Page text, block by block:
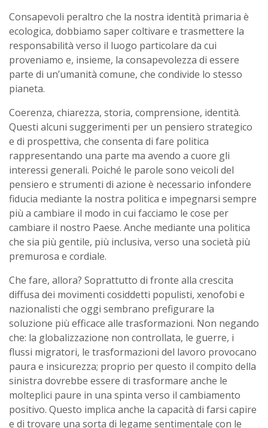
Consapevoli peraltro che la nostra identità primaria è
ecologica, dobbiamo saper coltivare e trasmettere la
responsabilità verso il luogo particolare da cui
proveniamo e, insieme, la consapevolezza di essere
parte di un’umanità comune, che condivide lo stesso
pianeta.
Coerenza, chiarezza, storia, comprensione, identità.
Questi alcuni suggerimenti per un pensiero strategico
e di prospettiva, che consenta di fare politica
rappresentando una parte ma avendo a cuore gli
interessi generali. Poiché le parole sono veicoli del
pensiero e strumenti di azione è necessario infondere
fiducia mediante la nostra politica e impegnarsi sempre
più a cambiare il modo in cui facciamo le cose per
cambiare il nostro Paese. Anche mediante una politica
che sia più gentile, più inclusiva, verso una società più
premurosa e cordiale.
Che fare, allora? Soprattutto di fronte alla crescita
diffusa dei movimenti cosiddetti populisti, xenofobi e
nazionalisti che oggi sembrano prefigurare la
soluzione più efficace alle trasformazioni. Non negando
che: la globalizzazione non controllata, le guerre, i
flussi migratori, le trasformazioni del lavoro provocano
paura e insicurezza; proprio per questo il compito della
sinistra dovrebbe essere di trasformare anche le
molteplici paure in una spinta verso il cambiamento
positivo. Questo implica anche la capacità di farsi capire
e di trovare una sorta di legame sentimentale con le